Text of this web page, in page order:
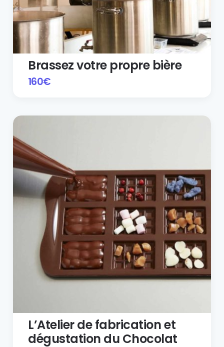
Brassez votre propre bière
160€
L’Atelier de fabrication et
dégustation du Chocolat